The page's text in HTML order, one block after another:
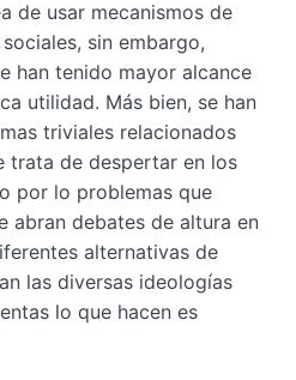
de usar mecanismos de
sin embargo,
han tenido mayor alcance
utilidad. Más bien, se han
triviales relacionados
trata de despertar en los
por lo problemas que
abran debates de altura en
alternativas de
las diversas ideologías
lo que hacen es